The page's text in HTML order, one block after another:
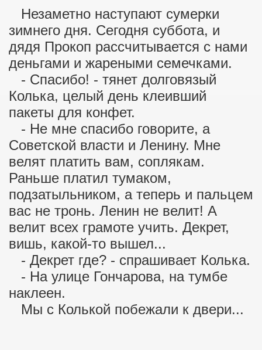
Незаметно наступают сумерки
зимнего дня. Сегодня суббота, и
дядя Прокоп рассчитывается с нами
деньгами и жареными семечками.
- Спасибо! - тянет долговязый
Колька, целый день клеивший
пакеты для конфет.
- Не мне спасибо говорите, а
Советской власти и Ленину. Мне
велят платить вам, соплякам.
Раньше платил тумаком,
подзатыльником, а теперь и пальцем
вас не тронь. Ленин не велит! А
велит всех грамоте учить. Декрет,
вишь, какой-то вышел...
- Декрет где? - спрашивает Колька.
- На улице Гончарова, на тумбе
наклеен.
Мы с Колькой побежали к двери...